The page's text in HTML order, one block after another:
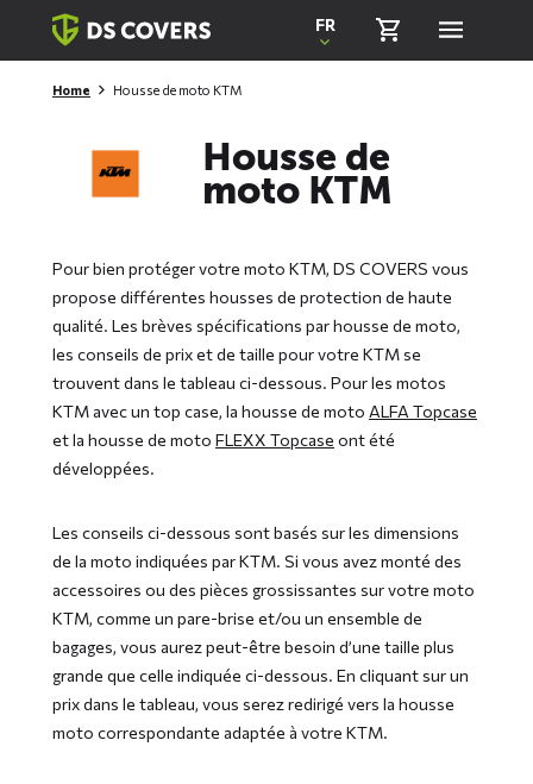
Skiplinks
FR
Home Housse de moto KTM
Housse de
moto KTM
Pour bien protéger votre moto KTM, DS COVERS vous
propose différentes housses de protection de haute
qualité. Les brèves spécifications par housse de moto,
les conseils de prix et de taille pour votre KTM se
trouvent dans le tableau ci-dessous. Pour les motos
KTM avec un top case, la housse de moto ALFA Topcase
et la housse de moto FLEXX Topcase ont été
développées.
Les conseils ci-dessous sont basés sur les dimensions
de la moto indiquées par KTM. Si vous avez monté des
accessoires ou des pièces grossissantes sur votre moto
KTM, comme un pare-brise et/ou un ensemble de
bagages, vous aurez peut-être besoin d’une taille plus
grande que celle indiquée ci-dessous. En cliquant sur un
prix dans le tableau, vous serez redirigé vers la housse
moto correspondante adaptée à votre KTM.